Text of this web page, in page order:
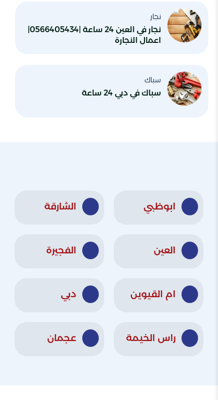
نجار
اعمال النجارة
سباك
سباك في دبي 24 ساعة
ابوظبي الشارقة
العين الفجيرة
ام القيوين دبي
راس الخيمة عجمان